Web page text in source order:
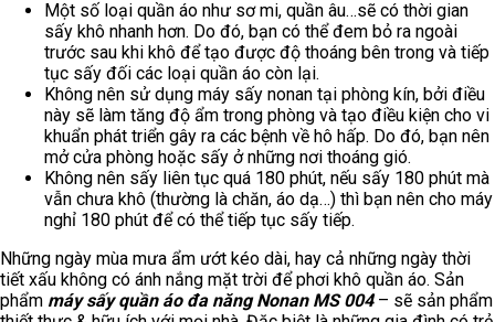
Ứng dụng công nghệ sấy nhiệt hiện đại, MS 004 giúp quần
áo không bị thâm kim, không bị bạc màu theo thời gian như
khi phơi ngoài ánh nắng mặt trời cùng khả năng chống ẩm
mốc rất tốt
Mức nhiệt độ ổn định, dao động trong khoảng từ 60 – 70
độ C để giúp quần áo nhanh khô mà không sợ lo hỏng vì
nhiệt độ quá nóng.